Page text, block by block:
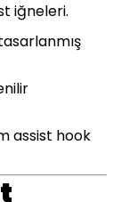
iğneleri.
assist hook